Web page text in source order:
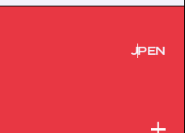
JPEN